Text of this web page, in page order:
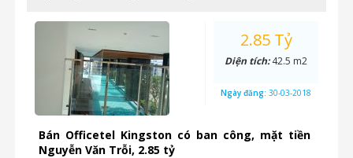
Bán Officetel Kingston có ban công, mặt tiền
Nguyễn Văn Trỗi, 2.85 tỷ
2.85 Tỷ
Diện tích:42.5 m2
Ngày đăng: 30-03-2018